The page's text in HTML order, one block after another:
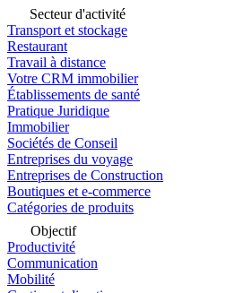
Secteur d'activité
Transport et stockage
Restaurant
Travail à distance
Votre CRM immobilier
Établissements de santé
Pratique Juridique
Immobilier
Sociétés de Conseil
Entreprises du voyage
Entreprises de Construction
Boutiques et e-commerce
Catégories de produits
Objectif
Productivité
Communication
Mobilité